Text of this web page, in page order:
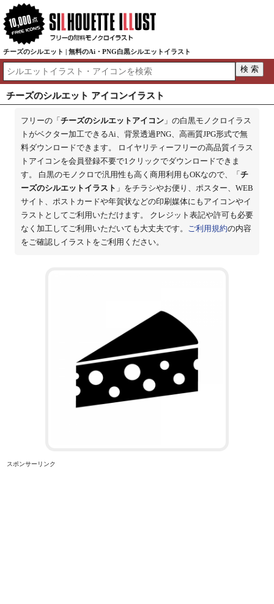
チーズのシルエット | 無料のAi・PNG白黒シルエットイラスト
チーズのシルエット アイコンイラスト
フリーの「 チーズのシルエットアイコン」の白黒モノクロイラス
トがベクター加工できるAi、背景透過PNG、高画質JPG形式で無
料ダウンロードできます。 ロイヤリティーフリーの高品質イラス
トアイコンを会員登録不要で1クリックでダウンロードできま
す。 白黒のモノクロで汎用性も高く商用利用もOKなので、「 チ
ーズのシルエットイラスト 」をチラシやお便り、ポスター、WEB
サイト、ポストカードや年賀状などの印刷媒体にもアイコンやイ
ラストとしてご利用いただけます。 クレジット表記や許可も必要
なく加工してご利用いただいても大丈夫です。 ご利用規約の内容
をご確認しイラストをご利用ください。
スポンサーリンク